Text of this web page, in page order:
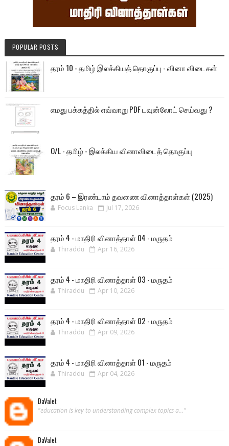
POPULAR POSTS
தரம் 10 - தமிழ் இலக்கியத் தொகுப்பு - வினா விடைகள்
எமது பக்கத்தில் எவ்வாறு PDF டவுன்லோட் செய்வது ?
O/L - தமிழ் - இலக்கிய வினாவிடைத் தொகுப்பு
தரம் 6 – இரண்டாம் தவணை வினாத்தாள்கள் (2025)
Focus Lanka Jul 17, 2026
தரம் 4 - மாதிரி வினாத்தாள் 04 - மருதம்
Thiraddu Apr 16, 2026
தரம் 4 - மாதிரி வினாத்தாள் 03 - மருதம்
Thiraddu Apr 10, 2026
தரம் 4 - மாதிரி வினாத்தாள் 02 - மருதம்
Thiraddu Apr 09, 2026
தரம் 4 - மாதிரி வினாத்தாள் 01 - மருதம்
Thiraddu Apr 04, 2026
DaValet
"education is key to understanding complex topics a..."
DaValet